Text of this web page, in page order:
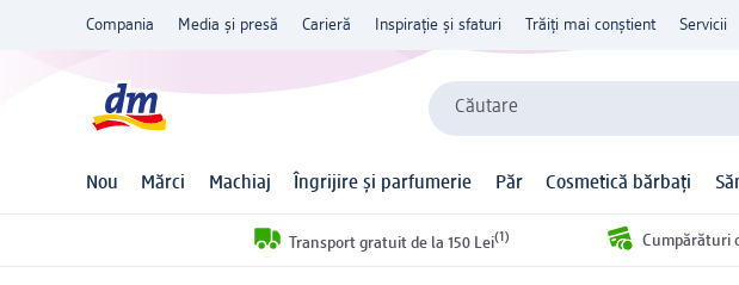
Compania Media și presă Carieră Inspirație și sfaturi Trăiți mai conștient Servicii
Căutare
Nou Mărci Machiaj Îngrijire și parfumerie Păr Cosmetică bărbați
Transport gratuit de la 150 Lei(1) Cumpărături